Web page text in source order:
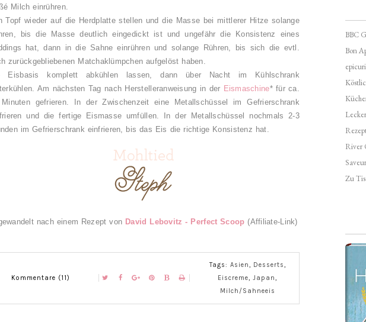
Milch einrühren.
Topf wieder auf die Herdplatte stellen und die Masse bei mittlerer Hitze solange
bis die Masse deutlich eingedickt ist und ungefähr die Konsistenz eines
hat, dann in die Sahne einrühren und solange Rühren, bis sich die evtl.
zurückgebliebenen Matchaklümpchen aufgelöst haben.
Eisbasis komplett abkühlen lassen, dann über Nacht im Kühlschrank
Am nächsten Tag nach Herstelleranweisung in der Eismaschine* für ca.
gefrieren. In der Zwischenzeit eine Metallschüssel im Gefrierschrank
und die fertige Eismasse umfüllen. In der Metallschüssel nochmals 2-3
im Gefrierschrank einfrieren, bis das Eis die richtige Konsistenz hat.
nach einem Rezept von David Lebovitz - Perfect Scoop (Affiliate-Link)
Kommentare (11)
Tags: Asien, Desserts,
Eiscreme, Japan,
Milch/Sahneeis
BBC
Bon
River
Saveur
Zu